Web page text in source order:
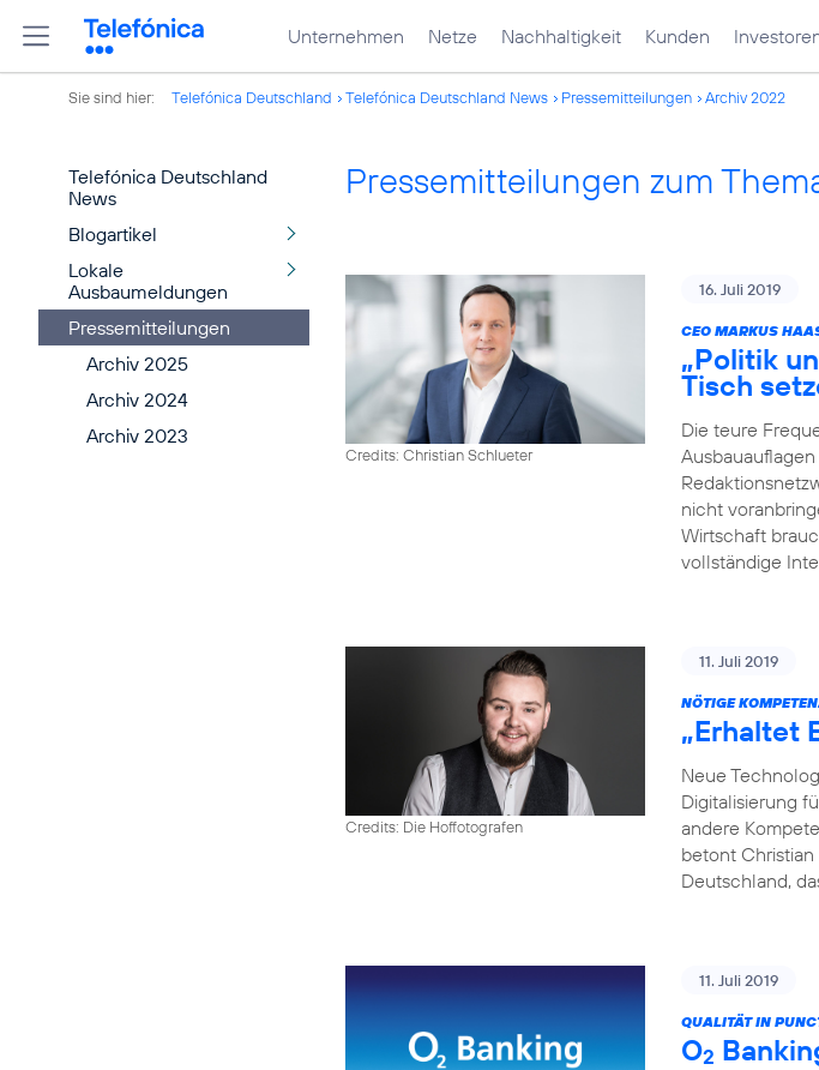
Unternehmen Netze Nachhaltigkeit Kunden
Sie sind hier: Telefónica Deutschland Telefónica Deutschland News Pressemitteilungen Archiv 2022
Telefónica Deutschland
News
Blogartikel
Lokale
Ausbaumeldungen
Pressemitteilungen
Archiv 2025
Archiv 2024
Archiv 2023
Pressemitteilungen zum
Credits: Christian Schlueter
16. Juli 2019
CEO MARKUS
„Politik
Tisch
Die teure
nicht
Wirtschaft
vollständige
Credits: Die Hoffotografen
11. Juli 2019
NÖTIGE
„Erhaltet
Neue
Digitalisierung
andere
betont
Deutschland,
11. Juli 2019
QUALITÄT IN
O2